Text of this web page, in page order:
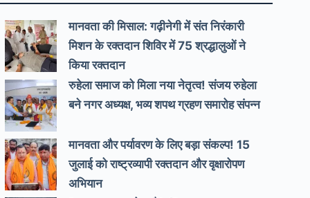
मानवता की मिसाल: गढ़ीनेगी में संत निरंकारी
मिशन के रक्तदान शिविर में 75 श्रद्धालुओं ने
किया रक्तदान
रुहेला समाज को मिला नया नेतृत्व! संजय रुहेला
बने नगर अध्यक्ष, भव्य शपथ ग्रहण समारोह संपन्न
मानवता और पर्यावरण के लिए बड़ा संकल्प! 15
जुलाई को राष्ट्रव्यापी रक्तदान और वृक्षारोपण
अभियान